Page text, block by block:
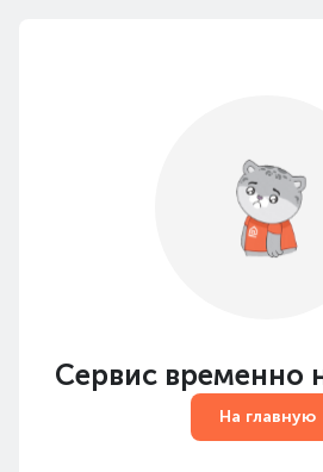
Сервис временно
На главную